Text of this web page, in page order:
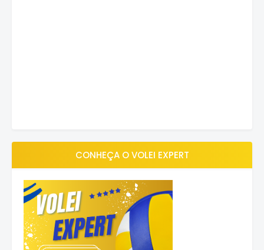
CONHEÇA O VOLEI EXPERT